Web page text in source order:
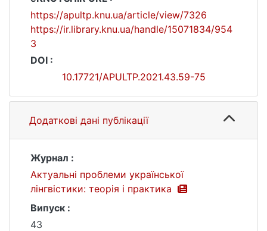
https://apultp.knu.ua/article/view/7326
https://ir.library.knu.ua/handle/15071834/954
3
DOI :
10.17721/APULTP.2021.43.59-75
Додаткові дані публікації
Журнал :
Актуальні проблеми української
лінгвістики: теорія і практика
Випуск :
43